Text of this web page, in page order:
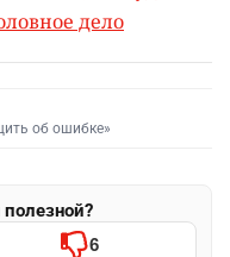
дело
об ошибке»
6